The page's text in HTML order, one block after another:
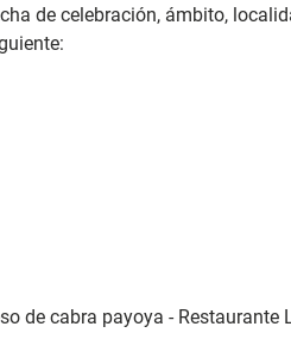
de celebración, ámbito,
de cabra payoya - Restaurante